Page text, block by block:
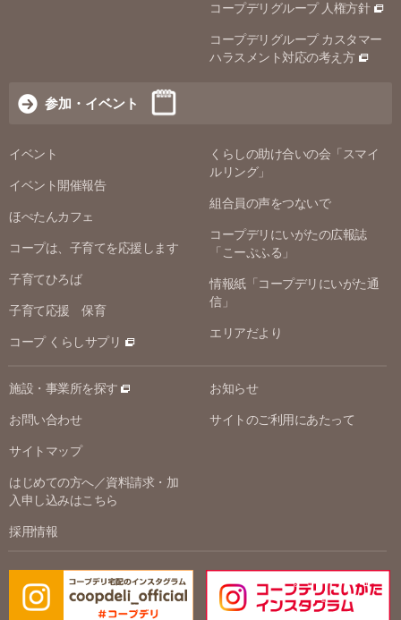
コープデリグループ 人権方針
コープデリグループ カスタマー
ハラスメント対応の考え方
参加・イベント
イベント
イベント開催報告
ほぺたんカフェ
コープは、子育てを応援します
子育てひろば
子育て応援 保育
コープ くらしサプリ
くらしの助け合いの会「スマイ
ルリング」
組合員の声をつないで
コープデリにいがたの広報誌
「こーぷふる」
情報紙「コープデリにいがた通
信」
エリアだより
施設・事業所を探す
お問い合わせ
サイトマップ
はじめての方へ／資料請求・加
入申し込みはこちら
採用情報
お知らせ
サイトのご利用にあたって